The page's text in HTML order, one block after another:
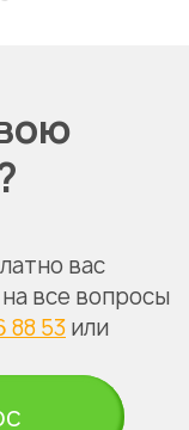
вас
все вопросы
88 53 или